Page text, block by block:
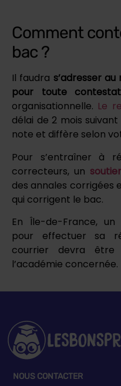
Comment
bac ?
Il faudra s’adresser
pour toute
organisationnelle. Le
délai de 2 mois
note et diffère selon
Pour s’entraîner à
correcteurs, un
des annales corrigées
qui corrigent le bac.
En Île-de-France,
pour effectuer sa
courrier devra
l’académie concernée.
NOUS CONTACTER